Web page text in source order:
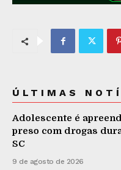
ÚLTIMAS
Adolescente é
preso com drogas
SC
9 de agosto de 2026